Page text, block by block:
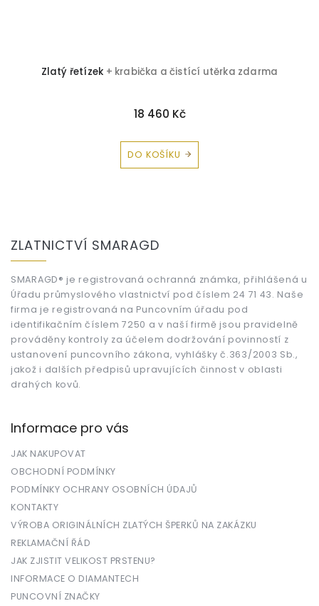
Zlatý řetízek + krabička a čistící utěrka zdarma
18 460 Kč
DO KOŠÍKU
ZLATNICTVÍ SMARAGD
SMARAGD® je registrovaná ochranná známka, přihlášená u
Úřadu průmyslového vlastnictví pod číslem 24 71 43. Naše
firma je registrovaná na Puncovním úřadu pod
identifikačním číslem 7250 a v naší firmě jsou pravidelně
prováděny kontroly za účelem dodržování povinností z
ustanovení puncovního zákona, vyhlášky č.363/2003 Sb.,
jakož i dalších předpisů upravujících činnost v oblasti
drahých kovů.
Informace pro vás
JAK NAKUPOVAT
OBCHODNÍ PODMÍNKY
PODMÍNKY OCHRANY OSOBNÍCH ÚDAJŮ
KONTAKTY
VÝROBA ORIGINÁLNÍCH ZLATÝCH ŠPERKŮ NA ZAKÁZKU
REKLAMAČNÍ ŘÁD
JAK ZJISTIT VELIKOST PRSTENU?
INFORMACE O DIAMANTECH
PUNCOVNÍ ZNAČKY